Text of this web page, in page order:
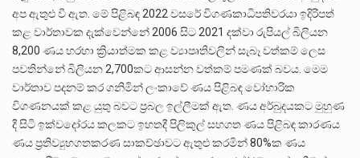
අප ඇතුළු වී ඇත. මේ පිළිබඳ 2022 වසරේ විගණකාධිපතිවරයා ඉදිරිපත්
කළ වාර්තාවක දැක්වෙන්නේ 2006 සිට 2021 දක්වා රුපියල් බිලියන
8,200 ණය හරහා ක්‍රියාත්මක කළ ව්‍යාපෘතිවලින් සැබෑ වත්කම් ලෙස
පවතින්නේ බිලියන 2,700කට ආසන්න වත්කම් පමණක් බවය. මෙම
වාර්තාව පදනම් කර ගනිමින් ලංකාවේ ණය පිළිබඳ වෝහාරික
විගණනයක් කළ යුතු බවට ප්‍රබල ඉල්ලීමක් ඇත. ණය අර්බුදයකට මුහුණ
දී සිටි ඉක්වදෝරය කලකට ඉහතදී පිලිකුල් සහගත ණය පිළිබඳ කාරණය
ණය ප්‍රතිව්‍යුහගතකරණ සාකච්ඡාවට ඇතුළු කරමින් 80%ක ණය